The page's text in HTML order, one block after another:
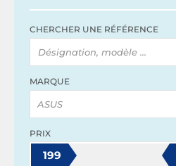
CHERCHER UNE RÉFÉRENCE
MARQUE
ASUS
PRIX
199